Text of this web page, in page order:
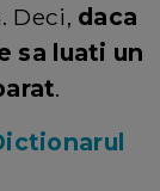
Deci, daca
sa luati un
.